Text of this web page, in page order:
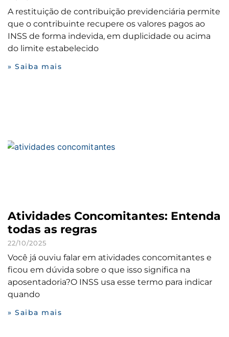
A restituição de contribuição previdenciária permite
que o contribuinte recupere os valores pagos ao
INSS de forma indevida, em duplicidade ou acima
do limite estabelecido
» Saiba mais
Atividades Concomitantes: Entenda
todas as regras
22/10/2025
Você já ouviu falar em atividades concomitantes e
ficou em dúvida sobre o que isso significa na
aposentadoria?O INSS usa esse termo para indicar
quando
» Saiba mais